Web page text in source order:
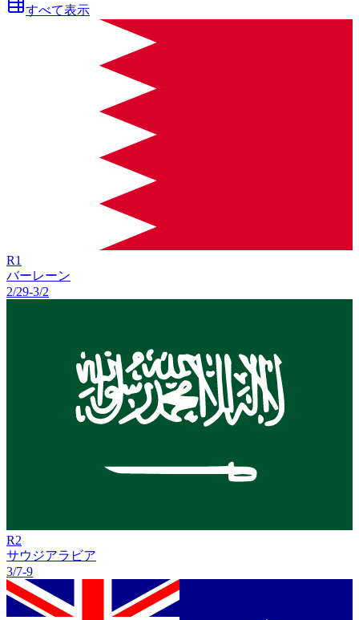
すべて表示
R1
バーレーン
2/29-3/2
R2
サウジアラビア
3/7-9